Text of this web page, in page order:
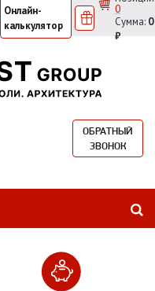
Онлайн-
калькулятор
0
Сумма: 0
₽
ОБРАТНЫЙ
ЗВОНОК